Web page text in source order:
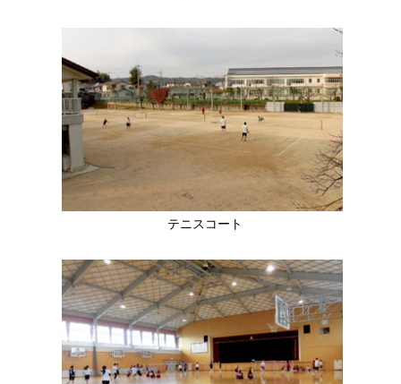
テニスコート